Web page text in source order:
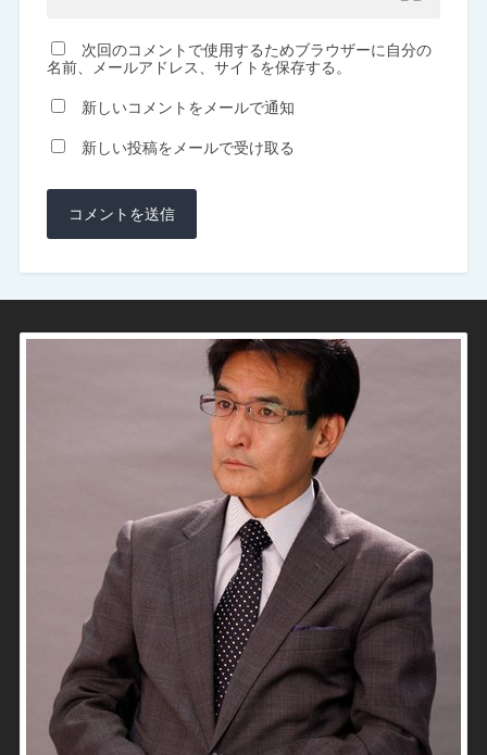
次回のコメントで使用するためブラウザーに自分の
名前、メールアドレス、サイトを保存する。
新しいコメントをメールで通知
新しい投稿をメールで受け取る